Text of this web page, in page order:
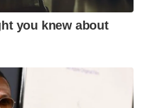
ารปล่อยคาร์บอนให้
ด้ที่
cx/th_TH/offers/col
อติดต่อฝ่ายสำรองที่นั่ง